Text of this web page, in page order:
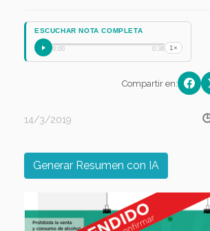
ESCUCHAR NOTA COMPLETA
0:00 0:36 1×
Compartir en:
14/3/2019
Generar Resumen con IA